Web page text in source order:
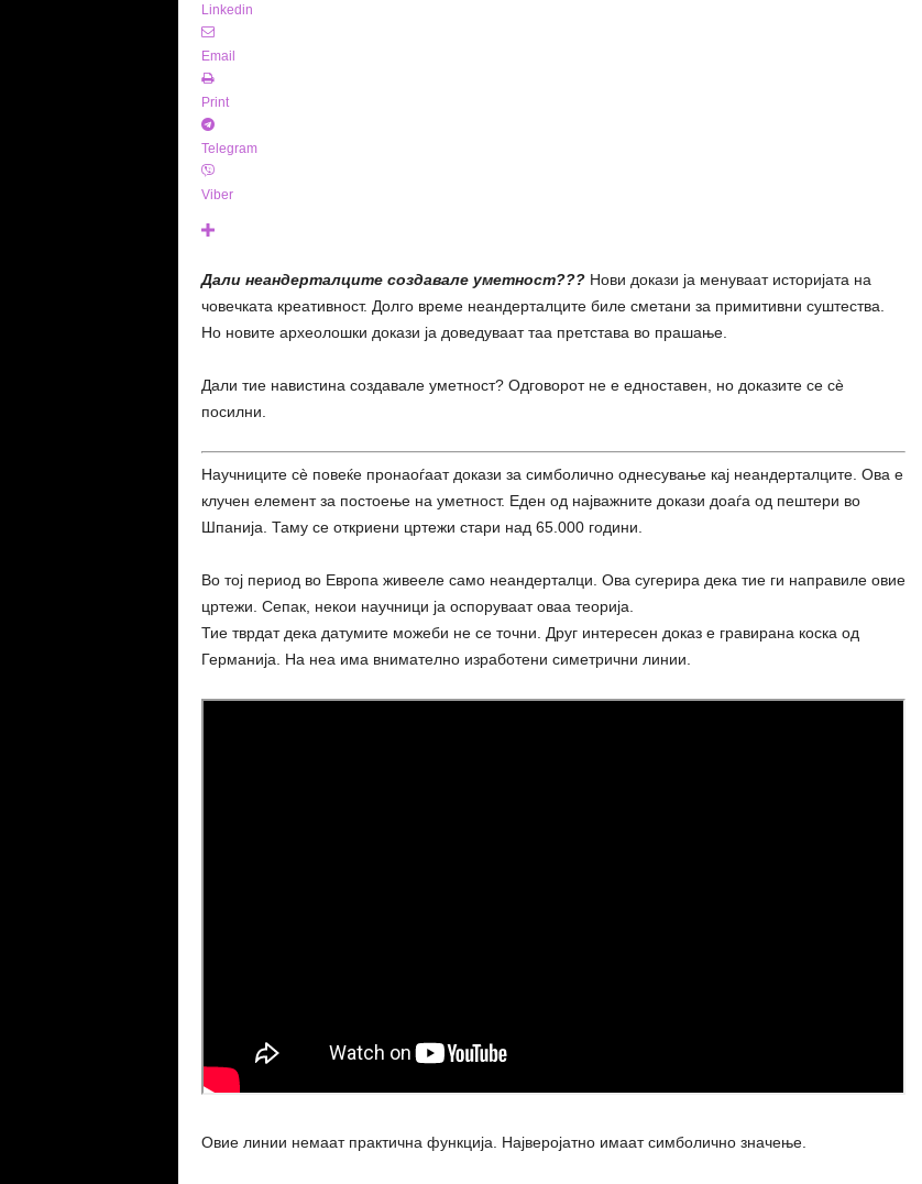
Linkedin
Email
Print
Telegram
Viber
Дали неандерталците создавале уметност??? Нови докази ја менуваат историјата на
човечката креативност. Долго време неандерталците биле сметани за примитивни суштества.
Но новите археолошки докази ја доведуваат таа претстава во прашање.
Дали тие навистина создавале уметност? Одговорот не е едноставен, но доказите се сè
посилни.
Научниците сè повеќе пронаоѓаат докази за симболично однесување кај неандерталците. Ова е
клучен елемент за постоење на уметност. Еден од најважните докази доаѓа од пештери во
Шпанија. Таму се откриени цртежи стари над 65.000 години.
Во тој период во Европа живееле само неандерталци. Ова сугерира дека тие ги направиле овие
цртежи. Сепак, некои научници ја оспоруваат оваа теорија.
Тие тврдат дека датумите можеби не се точни. Друг интересен доказ е гравирана коска од
Германија. На неа има внимателно изработени симетрични линии.
Овие линии немаат практична функција. Најверојатно имаат симболично значење.